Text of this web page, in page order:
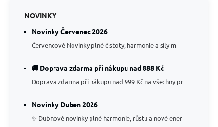
NOVINKY
Novinky Červenec 2026
Červencové Novinky plné čistoty, harmonie a síly m
🚚 Doprava zdarma při nákupu nad 888 Kč
Doprava zdarma při nákupu nad 999 Kč na všechny pr
Novinky Duben 2026
✨ Dubnové novinky plné harmonie, růstu a nové ener